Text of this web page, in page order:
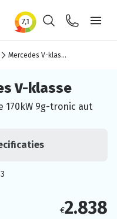
ZoekenContact
Mercedes V-klasse
V-klasse
170kW 9g-tronic aut
€2.838